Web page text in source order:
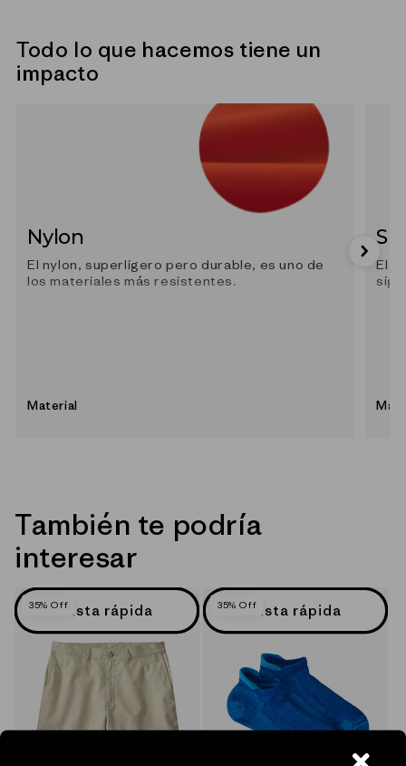
Todo lo que hacemos tiene un
impacto
Nylon
El nylon, superligero pero durable, es uno de
los materiales más resistentes.
Material
El
También te podría
interesar
35% OffVista rápida 35% OffVista rápida